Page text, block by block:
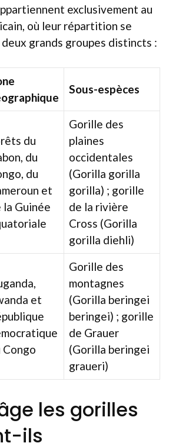
exclusivement au
où leur répartition se
grands groupes distincts :
Sous-espèces
du
du
du
et
la Guinée
Gorille des
plaines
occidentales
(Gorilla gorilla
gorilla) ; gorille
de la rivière
Cross (Gorilla
gorilla diehli)
et
Congo
Gorille des
montagnes
(Gorilla beringei
beringei) ; gorille
de Grauer
(Gorilla beringei
graueri)
les gorilles
ils